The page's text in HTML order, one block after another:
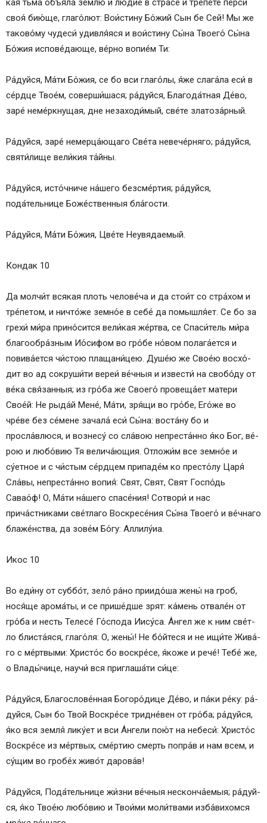
кая тьма объя́ла зе́м­лю и лю́­дие в стра́се и тре́пете пе́рси
своя́ бию́ще, глаго́лют: Вои́стину Бо́­жий Сын бе Сей! Мы же
таково́му чудеси́ удивля́яся и вои́стину Сы́­на Тво­его́ Сы́­на
Бо́­жия испове́дающе, ве́р­но во­пи­е́м Ти:
Ра́­дуй­ся, Ма́­ти Бо́­жия, се бо вси гла­го́­лы, я́же слага́ла еси́ в
се́рд­це Тво­е́м, соверши́шася; ра́­дуй­ся, Бла­го­да́т­ная Де́­во,
заре́ неме́ркнущая, дне незаходи́мый, све́­те златоза́рный.
Ра́­дуй­ся, заре́ немерца́ющаго Све́­та невече́рняго; ра́­дуй­ся,
святи́лище ве­ли́­кия та́й­ны.
Ра́­дуй­ся, ис­то́ч­ни­че на́­ше­го без­сме́р­тия; ра́­дуй­ся,
пода́тельнице Бо­же́ст­вен­ныя бла́­гос­ти.
Ра́­дуй­ся, Ма́­ти Бо́­жия, Цве́­те Не­увя­да­емый.
Кондак 10
Да молчи́т вся­кая плоть челове́ча и да стои́т со стра́­хом и
тре́петом, и ни­что́же земно́е в се­бе́ да помышля́ет. Се бо за
гре­хи́ ми́­ра прино́сится ве­ли́­кая же́ртва, се Спаси́тель ми́­ра
благообра́зным Ио́сифом во гро́бе но́вом полага́ется и
повива́ется чи́стою плащани́цею. Ду­ше́ю же Свое́ю вос­хо́­
дит во ад со­кру­ши́­ти вереи́ ве́ч­ныя и извести́ на свобо́ду от
ве́­ка свя́занныя; из гро́­ба же Сво­его́ провеща́ет ма­те­ри
Свое́й: Не рыда́й Ме­не́, Ма́­ти, зря́щи во гро́бе, Его́­же во
чре́ве без се́­ме­не за­ча­ла́ еси́ Сы́­на: воста́ну бо и
просла́влюся, и вознесу́ со сла́­вою непреста́нно я́ко Бог, ве́­
рою и лю­бо́­вию Тя велича́ющия. Отложи́м все земно́е и
су́етное и с чи́стым се́рд­цем припаде́м ко пре­сто́­лу Ца­ря́
Сла́­вы, непреста́нно вопия́: Свят, Свят, Свят Гос­по́дь
Савао́ф! О, Ма́­ти на́­ше­го спа­се́­ния! Со­тво­ри́ и нас
прича́стниками све́тлаго Воскресе́ния Сы́­на Тво­его́ и ве́ч­на­го
бла­же́н­ства, да зо­ве́м Бо́­гу: Алли­лу́иа.
Икос 10
Во еди́ну от суббо́т, зело́ ра́но приидо́ша жены́ на гроб,
нося́ще арома́ты, и се прише́дше зрят: ка́­мень отвале́н от
гро́­ба и несть Телесе́ Го́с­по­да Иису́­са. А́н­гел же к ним све́т­
ло блиста́яся, глаго́ля: О, жены́! Не бо́йтеся и не ищи́те Жи­ва́­
го с ме́ртвыми: Хрис­то́с бо вос­кре́­се, я́ко­же и ре­че́! Те­бе́ же,
о Вла­ды́­чи­це, нау­чи́ вся приглаша́ти си́­це:
Ра́­дуй­ся, Бла­го­сло­ве́н­ная Бо­го­ро́­ди­це Де́­во, и па́­ки ре́­ку: ра́­
дуй­ся, Сын бо Твой Вос­кре́­се тридне́вен от гро́­ба; ра́­дуй­ся,
я́ко вся земля́ лику́ет и вси А́нгели пою́т на не­бе­си́: Хрис­то́с
Вос­кре́­се из ме́рт­вых, сме́р­тию смерть попра́в и нам всем, и
су́­щим во гробе́х жи­во́т дарова́в!
Ра́­дуй­ся, Пода́тельнице жи́з­ни ве́ч­ныя несконча́емыя; ра́­дуй­
ся, я́ко Твое́ю лю­бо́­вию и Тво­и́ми мо­ли́т­ва­ми изба́вихомся